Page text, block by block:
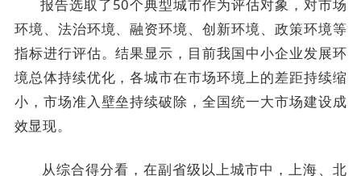
报告选取了50个典型城市作为评估对象，对市场
环境、法治环境、融资环境、创新环境、政策环境等
指标进行评估。结果显示，目前我国中小企业发展环
境总体持续优化，各城市在市场环境上的差距持续缩
小，市场准入壁垒持续破除，全国统一大市场建设成
效显现。
从综合得分看，在副省级以上城市中，上海、北